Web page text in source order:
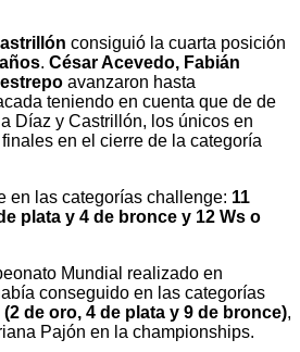
consiguió la cuarta posición
. César Acevedo, Fabián
avanzaron hasta
teniendo en cuenta que de de
Díaz y Castrillón, los únicos en
en el cierre de la categoría
en las categorías challenge: 11
plata y 4 de bronce y 12 Ws o
Mundial realizado en
conseguido en las categorías
(2 de oro, 4 de plata y 9 de bronce),
Pajón en la championships.